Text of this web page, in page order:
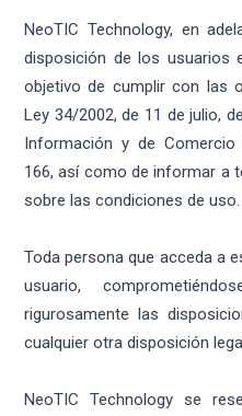
NeoTIC Technology, en
disposición de los usuarios
objetivo de cumplir con las
Ley 34/2002, de 11 de julio,
Información y de Comercio
166, así como de informar a
sobre las condiciones de uso.
Toda persona que acceda a
usuario,
rigurosamente las
cualquier otra disposición
NeoTIC Technology se